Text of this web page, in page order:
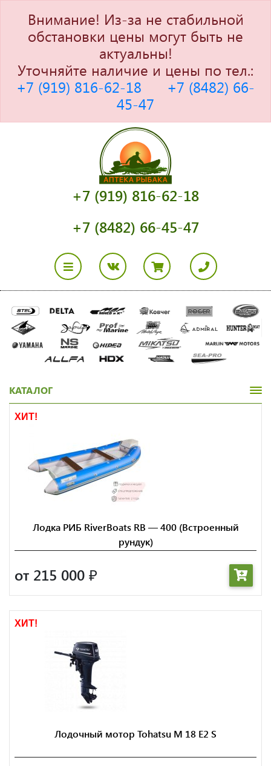
Внимание! Из-за не стабильной
обстановки цены могут быть не
актуальны!
Уточняйте наличие и цены по тел.:
+7 (919) 816-62-18
+7 (8482) 66-
45-47
+7 (919) 816-62-18
+7 (8482) 66-45-47
КАТАЛОГ
ХИТ!
Лодка РИБ RiverBoats RB — 400 (Встроенный
рундук)
от 215 000 ₽
ХИТ!
Лодочный мотор Tohatsu M 18 E2 S